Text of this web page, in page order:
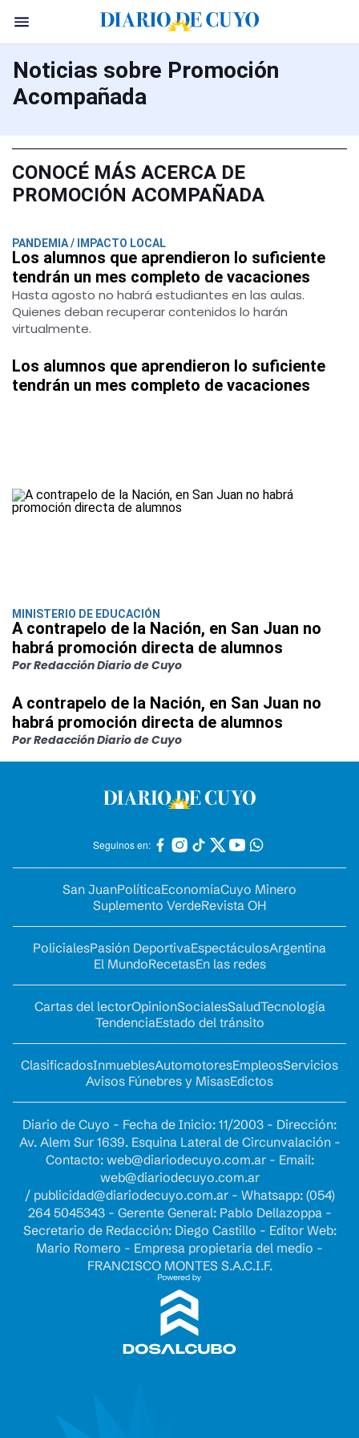
Noticias sobre Promoción
Acompañada
CONOCÉ MÁS ACERCA DE
PROMOCIÓN ACOMPAÑADA
PANDEMIA / IMPACTO LOCAL
Los alumnos que aprendieron lo suficiente
tendrán un mes completo de vacaciones
Hasta agosto no habrá estudiantes en las aulas.
Quienes deban recuperar contenidos lo harán
virtualmente.
Los alumnos que aprendieron lo suficiente
tendrán un mes completo de vacaciones
MINISTERIO DE EDUCACIÓN
A contrapelo de la Nación, en San Juan no
habrá promoción directa de alumnos
Por Redacción Diario de Cuyo
A contrapelo de la Nación, en San Juan no
habrá promoción directa de alumnos
Por Redacción Diario de Cuyo
Seguinos en:
San JuanPolíticaEconomíaCuyo Minero
Suplemento VerdeRevista OH
PolicialesPasión DeportivaEspectáculosArgentina
El MundoRecetasEn las redes
Cartas del lectorOpinionSocialesSaludTecnología
TendenciaEstado del tránsito
ClasificadosInmueblesAutomotoresEmpleosServicios
Avisos Fúnebres y MisasEdictos
Diario de Cuyo - Fecha de Inicio: 11/2003 - Dirección:
Av. Alem Sur 1639. Esquina Lateral de Circunvalación -
Contacto: web@diariodecuyo.com.ar- Email:
web@diariodecuyo.com.ar
/ publicidad@diariodecuyo.com.ar- Whatsapp: (054)
264 5045343 - Gerente General: Pablo Dellazoppa -
Secretario de Redacción: Diego Castillo - Editor Web:
Mario Romero - Empresa propietaria del medio -
FRANCISCO MONTES S.A.C.I.F.